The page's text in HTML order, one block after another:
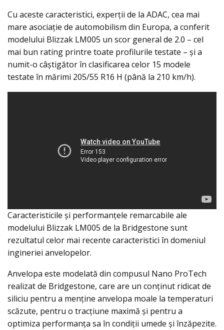
Cu aceste caracteristici, experții de la ADAC, cea mai
mare asociație de automobilism din Europa, a conferit
modelului Blizzak LM005 un scor general de 2.0 – cel
mai bun rating printre toate profilurile testate – și a
numit-o câștigător în clasificarea celor 15 modele
testate în mărimi 205/55 R16 H (până la 210 km/h).
Caracteristicile și performanțele remarcabile ale
modelului Blizzak LM005 de la Bridgestone sunt
rezultatul celor mai recente caracteristici în domeniul
ingineriei anvelopelor.
Anvelopa este modelată din compusul Nano ProTech
realizat de Bridgestone, care are un conținut ridicat de
siliciu pentru a menține anvelopa moale la temperaturi
scăzute, pentru o tracțiune maximă și pentru a
optimiza performanța sa în condiții umede și înzăpezite.